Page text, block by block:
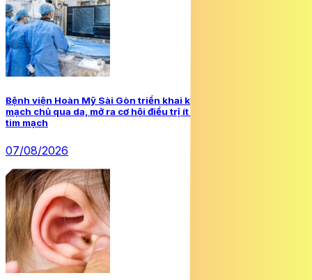
Bệnh viện Hoàn Mỹ Sài Gòn triển khai kỹ thuật thay van động
mạch chủ qua da, mở ra cơ hội điều trị ít xâm lấn cho bệnh nhân
tim mạch
07/08/2026